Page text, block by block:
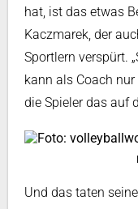
hat, ist das etwas
Kaczmarek, der
Sportlern verspürt.
kann als Coach
die Spieler das auf
Und das taten